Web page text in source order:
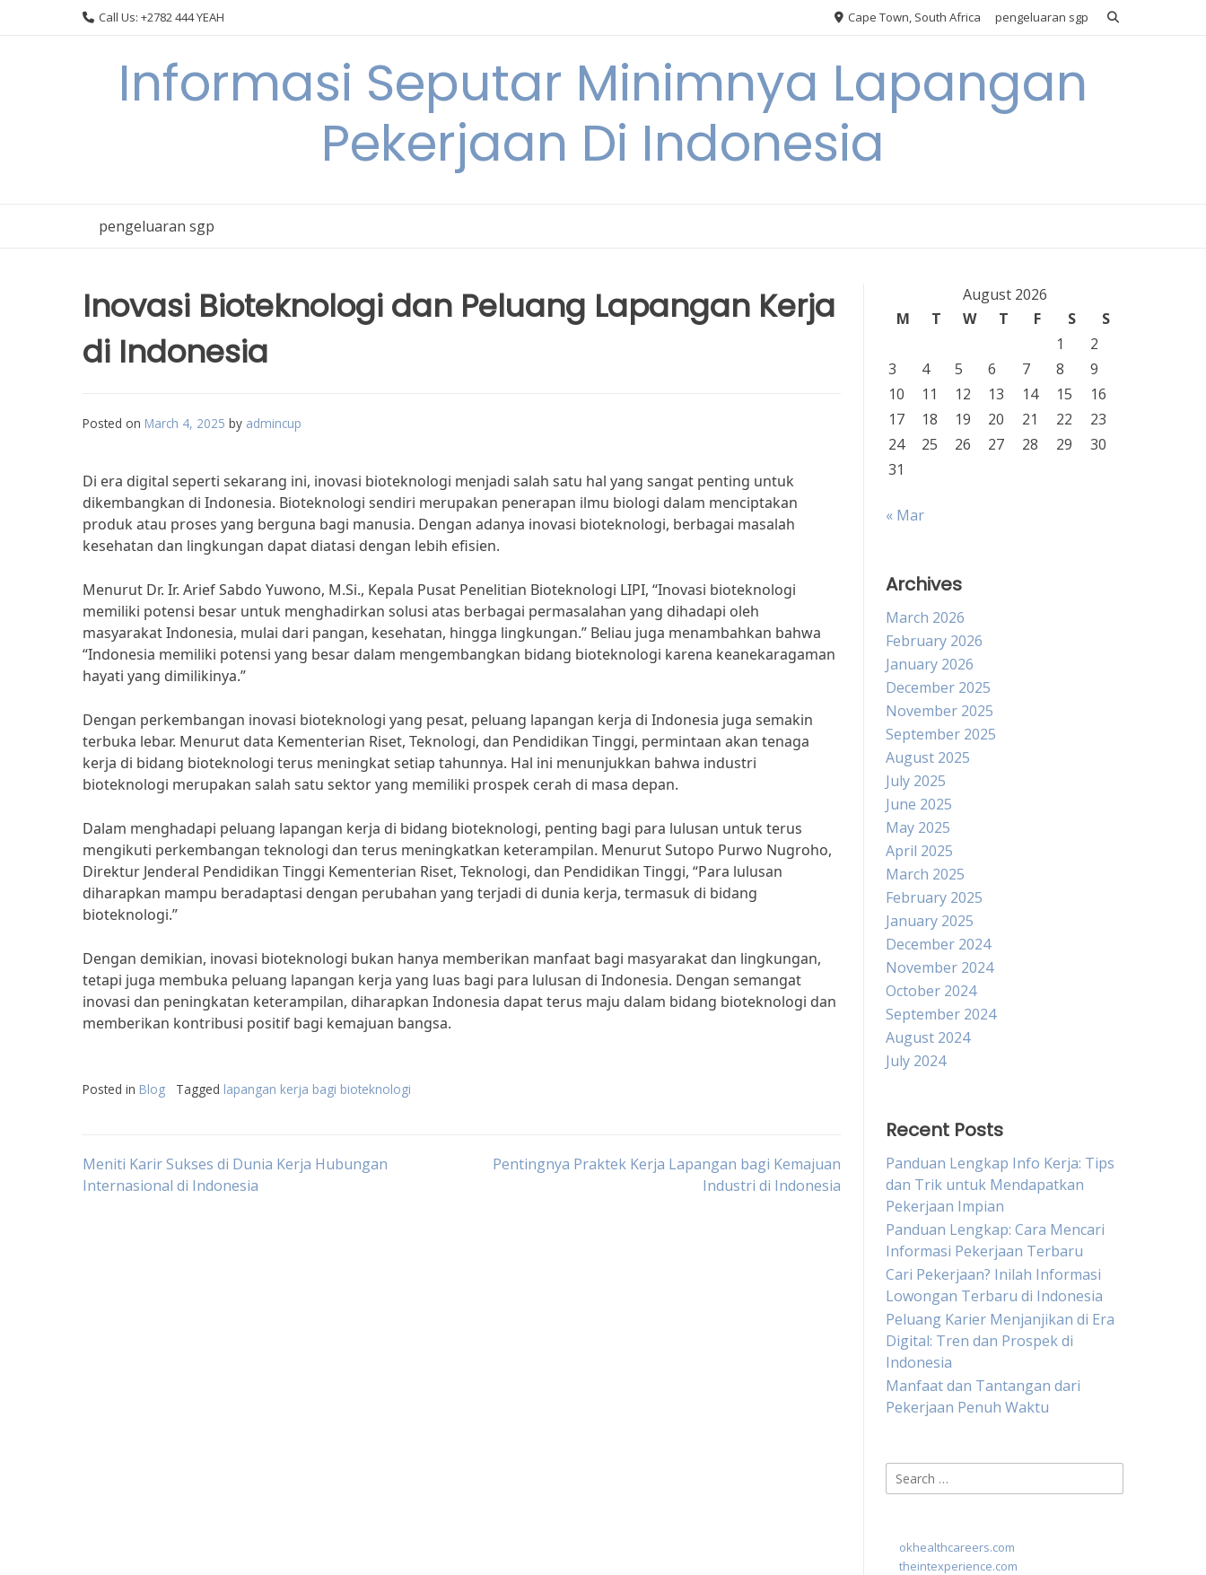
Call Us: +2782 444 YEAH Cape Town, South Africa pengeluaran sgp
Informasi Seputar Minimnya Lapangan
Pekerjaan Di Indonesia
pengeluaran sgp
Inovasi Bioteknologi dan Peluang Lapangan Kerja
di Indonesia
Posted on March 4, 2025 by admincup
Di era digital seperti sekarang ini, inovasi bioteknologi menjadi salah satu hal yang sangat penting untuk
dikembangkan di Indonesia. Bioteknologi sendiri merupakan penerapan ilmu biologi dalam menciptakan
produk atau proses yang berguna bagi manusia. Dengan adanya inovasi bioteknologi, berbagai masalah
kesehatan dan lingkungan dapat diatasi dengan lebih efisien.
Menurut Dr. Ir. Arief Sabdo Yuwono, M.Si., Kepala Pusat Penelitian Bioteknologi LIPI, “Inovasi bioteknologi
memiliki potensi besar untuk menghadirkan solusi atas berbagai permasalahan yang dihadapi oleh
masyarakat Indonesia, mulai dari pangan, kesehatan, hingga lingkungan.” Beliau juga menambahkan bahwa
“Indonesia memiliki potensi yang besar dalam mengembangkan bidang bioteknologi karena keanekaragaman
hayati yang dimilikinya.”
Dengan perkembangan inovasi bioteknologi yang pesat, peluang lapangan kerja di Indonesia juga semakin
terbuka lebar. Menurut data Kementerian Riset, Teknologi, dan Pendidikan Tinggi, permintaan akan tenaga
kerja di bidang bioteknologi terus meningkat setiap tahunnya. Hal ini menunjukkan bahwa industri
bioteknologi merupakan salah satu sektor yang memiliki prospek cerah di masa depan.
Dalam menghadapi peluang lapangan kerja di bidang bioteknologi, penting bagi para lulusan untuk terus
mengikuti perkembangan teknologi dan terus meningkatkan keterampilan. Menurut Sutopo Purwo Nugroho,
Direktur Jenderal Pendidikan Tinggi Kementerian Riset, Teknologi, dan Pendidikan Tinggi, “Para lulusan
diharapkan mampu beradaptasi dengan perubahan yang terjadi di dunia kerja, termasuk di bidang
bioteknologi.”
Dengan demikian, inovasi bioteknologi bukan hanya memberikan manfaat bagi masyarakat dan lingkungan,
tetapi juga membuka peluang lapangan kerja yang luas bagi para lulusan di Indonesia. Dengan semangat
inovasi dan peningkatan keterampilan, diharapkan Indonesia dapat terus maju dalam bidang bioteknologi dan
memberikan kontribusi positif bagi kemajuan bangsa.
Posted in Blog Tagged lapangan kerja bagi bioteknologi
Post
Meniti Karir Sukses di Dunia Kerja Hubungan
Internasional di Indonesia
Pentingnya Praktek Kerja Lapangan bagi Kemajuan
Industri di Indonesia
August 2026
M
T W T F S
S
1
2
3
4 5 6 7 8
9
10
11 12 13 14 15
16
17
18 19 20 21 22
23
24
25 26 27 28 29
30
31
« Mar
Archives
March 2026
February 2026
January 2026
December 2025
November 2025
September 2025
August 2025
July 2025
June 2025
May 2025
April 2025
March 2025
February 2025
January 2025
December 2024
November 2024
October 2024
September 2024
August 2024
July 2024
Recent Posts
Panduan Lengkap Info Kerja: Tips
dan Trik untuk Mendapatkan
Pekerjaan Impian
Panduan Lengkap: Cara Mencari
Informasi Pekerjaan Terbaru
Cari Pekerjaan? Inilah Informasi
Lowongan Terbaru di Indonesia
Peluang Karier Menjanjikan di Era
Digital: Tren dan Prospek di
Indonesia
Manfaat dan Tantangan dari
Pekerjaan Penuh Waktu
Search
for:
okhealthcareers.com
theintexperience.com